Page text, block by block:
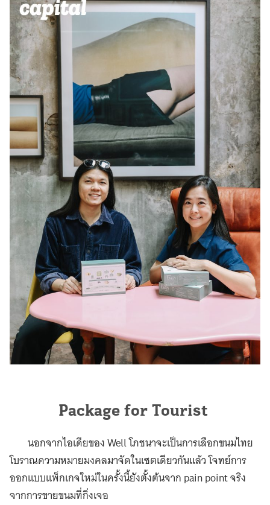
Package for Tourist
นอกจากไอเดียของ Well โภชนาจะเป็นการเลือกขนมไทย
โบราณความหมายมงคลมาจัดในเซตเดียวกันแล้ว โจทย์การ
ออกแบบแพ็กเกจใหม่ในครั้งนี้ยังตั้งต้นจาก pain point จริง
จากการขายขนมที่กิ่งเจอ